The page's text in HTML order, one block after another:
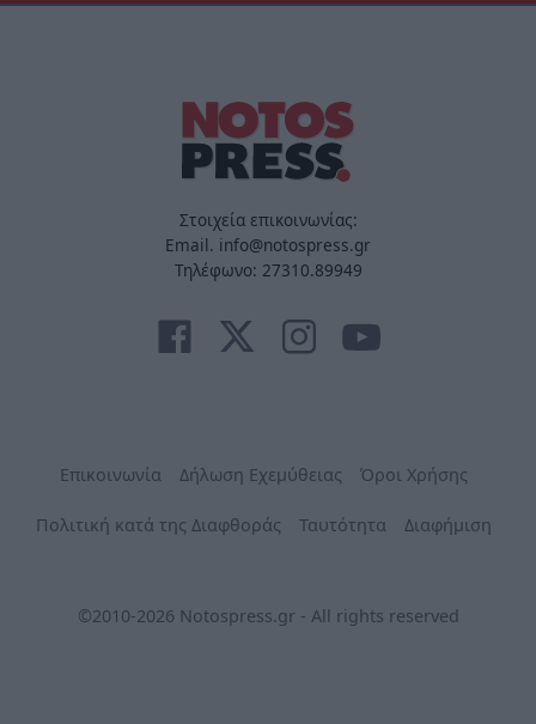
Στοιχεία επικοινωνίας:
Email. info@notospress.gr
Τηλέφωνο: 27310.89949
Επικοινωνία Δήλωση Εχεμύθειας Όροι Χρήσης
Πολιτική κατά της Διαφθοράς Ταυτότητα Διαφήμιση
©2010-2026 Notospress.gr - All rights reserved